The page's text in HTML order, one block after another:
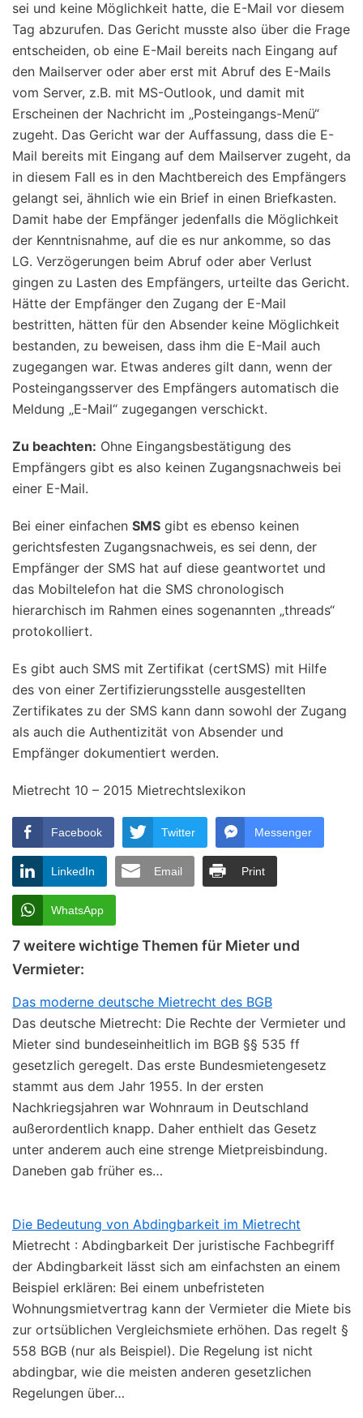
sei und keine Möglichkeit hatte, die E-Mail vor diesem
Tag abzurufen. Das Gericht musste also über die Frage
entscheiden, ob eine E-Mail bereits nach Eingang auf
den Mailserver oder aber erst mit Abruf des E-Mails
vom Server, z.B. mit MS-Outlook, und damit mit
Erscheinen der Nachricht im „Posteingangs-Menü“
zugeht. Das Gericht war der Auffassung, dass die E-
Mail bereits mit Eingang auf dem Mailserver zugeht, da
in diesem Fall es in den Machtbereich des Empfängers
gelangt sei, ähnlich wie ein Brief in einen Briefkasten.
Damit habe der Empfänger jedenfalls die Möglichkeit
der Kenntnisnahme, auf die es nur ankomme, so das
LG. Verzögerungen beim Abruf oder aber Verlust
gingen zu Lasten des Empfängers, urteilte das Gericht.
Hätte der Empfänger den Zugang der E-Mail
bestritten, hätten für den Absender keine Möglichkeit
bestanden, zu beweisen, dass ihm die E-Mail auch
zugegangen war. Etwas anderes gilt dann, wenn der
Posteingangsserver des Empfängers automatisch die
Meldung „E-Mail“ zugegangen verschickt.
Zu beachten: Ohne Eingangsbestätigung des
Empfängers gibt es also keinen Zugangsnachweis bei
einer E-Mail.
Bei einer einfachen SMS gibt es ebenso keinen
gerichtsfesten Zugangsnachweis, es sei denn, der
Empfänger der SMS hat auf diese geantwortet und
das Mobiltelefon hat die SMS chronologisch
hierarchisch im Rahmen eines sogenannten „threads“
protokolliert.
Es gibt auch SMS mit Zertifikat (certSMS) mit Hilfe
des von einer Zertifizierungsstelle ausgestellten
Zertifikates zu der SMS kann dann sowohl der Zugang
als auch die Authentizität von Absender und
Empfänger dokumentiert werden.
Mietrecht 10 – 2015 Mietrechtslexikon
Facebook Twitter Messenger
LinkedIn Email Print
WhatsApp
7 weitere wichtige Themen für Mieter und
Vermieter:
Das moderne deutsche Mietrecht des BGB
Das deutsche Mietrecht: Die Rechte der Vermieter und
Mieter sind bundeseinheitlich im BGB §§ 535 ff
gesetzlich geregelt. Das erste Bundesmietengesetz
stammt aus dem Jahr 1955. In der ersten
Nachkriegsjahren war Wohnraum in Deutschland
außerordentlich knapp. Daher enthielt das Gesetz
unter anderem auch eine strenge Mietpreisbindung.
Daneben gab früher es…
Die Bedeutung von Abdingbarkeit im Mietrecht
Mietrecht : Abdingbarkeit Der juristische Fachbegriff
der Abdingbarkeit lässt sich am einfachsten an einem
Beispiel erklären: Bei einem unbefristeten
Wohnungsmietvertrag kann der Vermieter die Miete bis
zur ortsüblichen Vergleichsmiete erhöhen. Das regelt §
558 BGB (nur als Beispiel). Die Regelung ist nicht
abdingbar, wie die meisten anderen gesetzlichen
Regelungen über…